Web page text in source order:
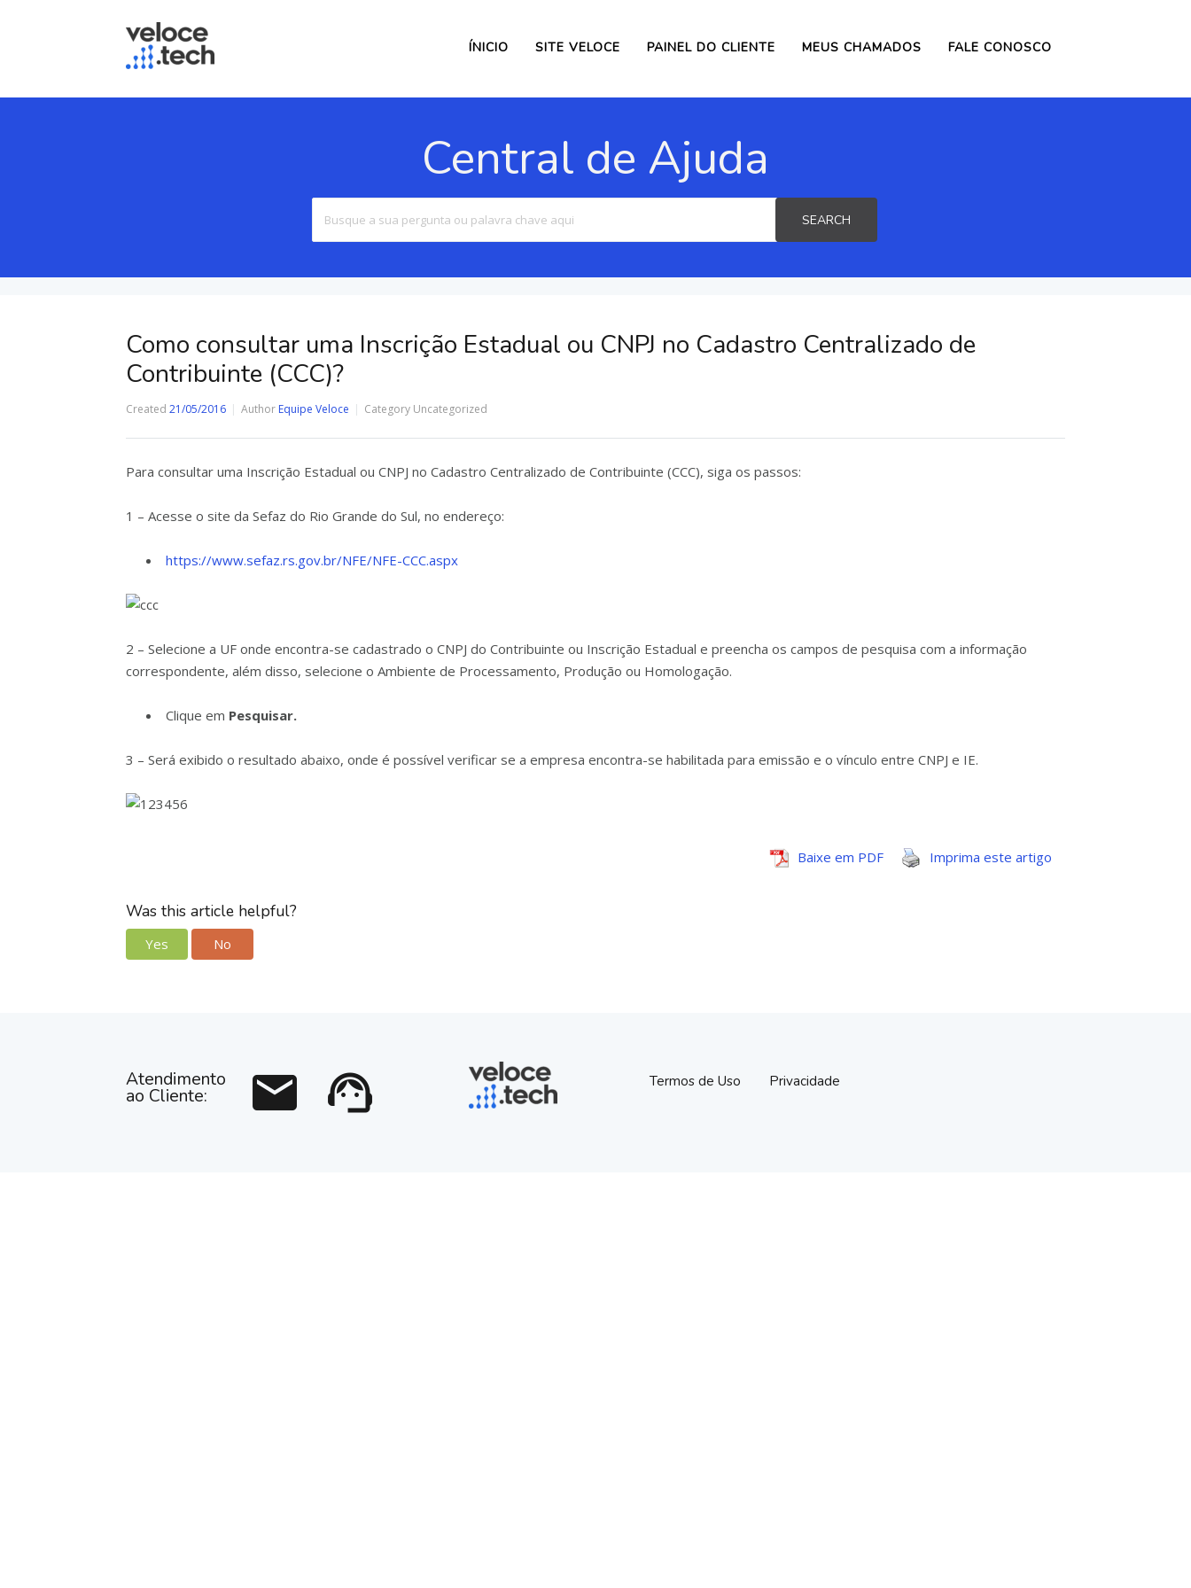
ÍNICIO SITE VELOCE PAINEL DO CLIENTE MEUS CHAMADOS FALE CONOSCO
Central de Ajuda
SEARCH
Como consultar uma Inscrição Estadual ou CNPJ no Cadastro Centralizado de
Contribuinte (CCC)?
Created 21/05/2016 Author Equipe Veloce Category Uncategorized
Para consultar uma Inscrição Estadual ou CNPJ no Cadastro Centralizado de Contribuinte (CCC), siga os passos:
1 – Acesse o site da Sefaz do Rio Grande do Sul, no endereço:
https://www.sefaz.rs.gov.br/NFE/NFE-CCC.aspx
2 – Selecione a UF onde encontra-se cadastrado o CNPJ do Contribuinte ou Inscrição Estadual e preencha os campos de pesquisa com a informação
correspondente, além disso, selecione o Ambiente de Processamento, Produção ou Homologação.
Clique em Pesquisar.
3 – Será exibido o resultado abaixo, onde é possível verificar se a empresa encontra-se habilitada para emissão e o vínculo entre CNPJ e IE.
Baixe em PDF Imprima este artigo
Was this article helpful?
Yes No
Atendimento
ao Cliente: mail support_agent Termos de Uso Privacidade